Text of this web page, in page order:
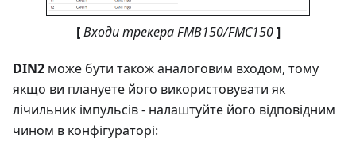
[ Входи трекера FMB150/FMC150 ]
DIN2 може бути також аналоговим входом, тому
якщо ви плануете його використовувати як
лічильник імпульсів - налаштуйте його відповідним
чином в конфігураторі: